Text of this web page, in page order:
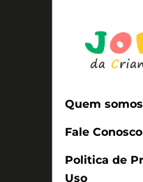
Quem somos
Fale Conosco
Politica de
Uso